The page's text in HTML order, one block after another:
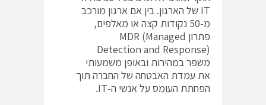
IT של הארגון. בין אם ארגון מורכב
מ-50 נקודות קצה או מאלפים,
פתרון MDR (Managed
Detection and Response)
משפר במהירות ובאופן משמעותי
את עמדת האבטחה של החברה תוך
הפחתת העומס על אנשי ה-IT.